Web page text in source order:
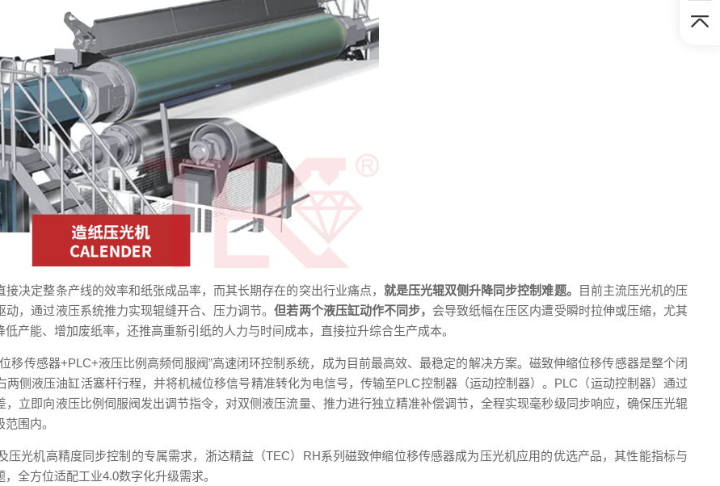
决定整条产线的效率和纸张成品率，而其长期存在的突出行业痛点， 就是压光辊双侧升降同步控制难题。
目前主流压光机的压
，通过液压系统推力实现辊缝开合、压力调节。但若两个液压缸动作不同步， 会导致纸幅在压区内遭受瞬时拉伸或压缩，尤其
产能、增加废纸率，还推高重新引纸的人力与时间成本，直接拉升综合生产成本。
移传感器+PLC+液压比例高频伺服阀”高速闭环控制系统，成为目前最高效、最稳定的解决方案。磁致伸缩位移传感器是整个闭
两侧液压油缸活塞杆行程，并将机械位移信号精准转化为电信号，传输至PLC控制器（运动控制器）。 PLC （运动控制器）通过
立即向液压比例伺服阀发出调节指令，对双侧液压流量、推力进行独立精准补偿调节，全程实现毫秒级同步响应，确保压光辊
围内。
压光机高精度同步控制的专属需求，浙达精益（TEC） RH系列磁致伸缩位移传感器成为压光机应用的优选产品，其性能指标与
，全方位适配工业4.0数字化升级需求。